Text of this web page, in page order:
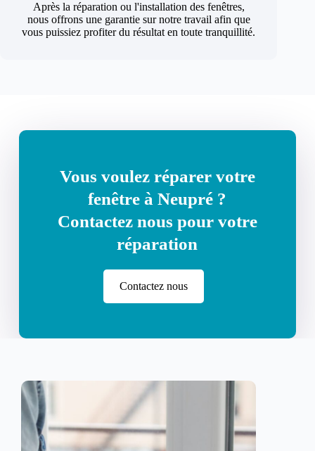
Après la réparation ou l'installation des fenêtres,
nous offrons une garantie sur notre travail afin que
vous puissiez profiter du résultat en toute tranquillité.
Vous voulez réparer votre
fenêtre à Neupré ?
Contactez nous pour votre
réparation
Contactez nous